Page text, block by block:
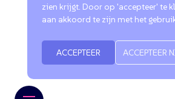
zien krijgt. Door op 'accepteer' te
aan akkoord te zijn met het
ACCEPTEER ACCEPTEER